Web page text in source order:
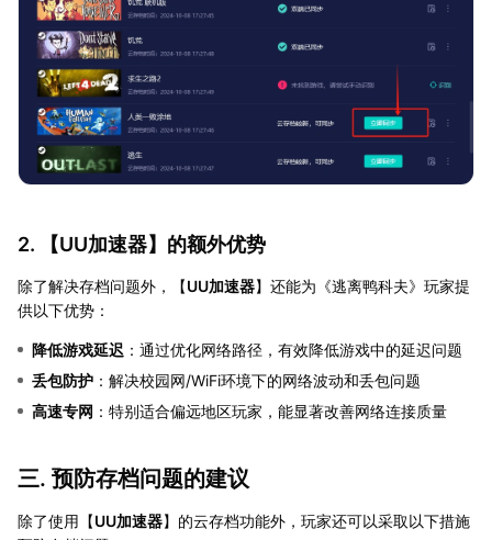
2. 【UU加速器】的额外优势
除了解决存档问题外，【UU加速器】还能为《逃离鸭科夫》玩家提
供以下优势：
降低游戏延迟 ：通过优化网络路径，有效降低游戏中的延迟问题
丢包防护 ：解决校园网/WiFi环境下的网络波动和丢包问题
高速专网 ：特别适合偏远地区玩家，能显著改善网络连接质量
三. 预防存档问题的建议
除了使用【UU加速器】的云存档功能外，玩家还可以采取以下措施